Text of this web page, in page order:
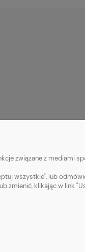
związane z mediami
wszystkie", lub
zmienić, klikając w link